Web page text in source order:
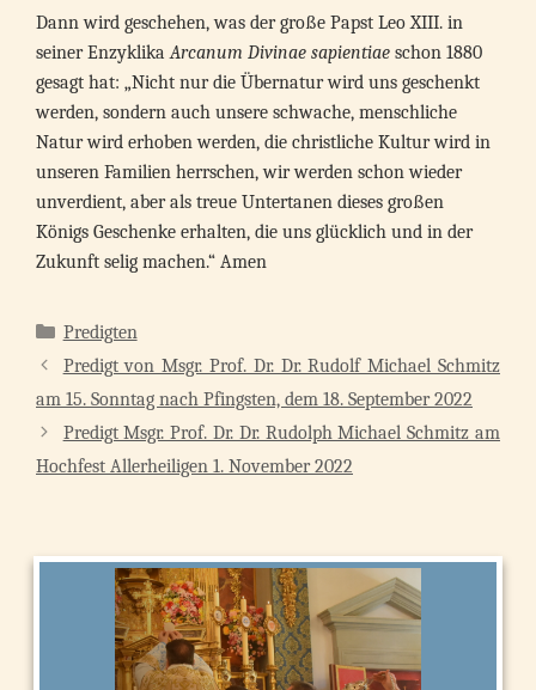
Dann wird geschehen, was der große Papst Leo XIII. in
seiner EnzyklikaArcanum Divinae sapientiae schon 1880
gesagt hat: „Nicht nur die Übernatur wird uns geschenkt
werden, sondern auch unsere schwache, menschliche
Natur wird erhoben werden, die christliche Kultur wird in
unseren Familien herrschen, wir werden schon wieder
unverdient, aber als treue Untertanen dieses großen
Königs Geschenke erhalten, die uns glücklich und in der
Zukunft selig machen.“ Amen
Kategorien
Predigten
Predigt von Msgr. Prof. Dr. Dr. Rudolf Michael Schmitz
am 15. Sonntag nach Pfingsten, dem 18. September 2022
Predigt Msgr. Prof. Dr. Dr. Rudolph Michael Schmitz am
Hochfest Allerheiligen 1. November 2022